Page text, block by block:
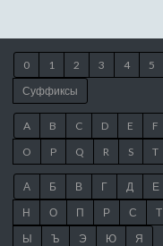
0 1 2 3 4 5
Суффиксы
A B C D E F
O
P Q R S T
А Б В Г Д Е
Н
О П Р С Т
Ы
Ъ Э Ю Я